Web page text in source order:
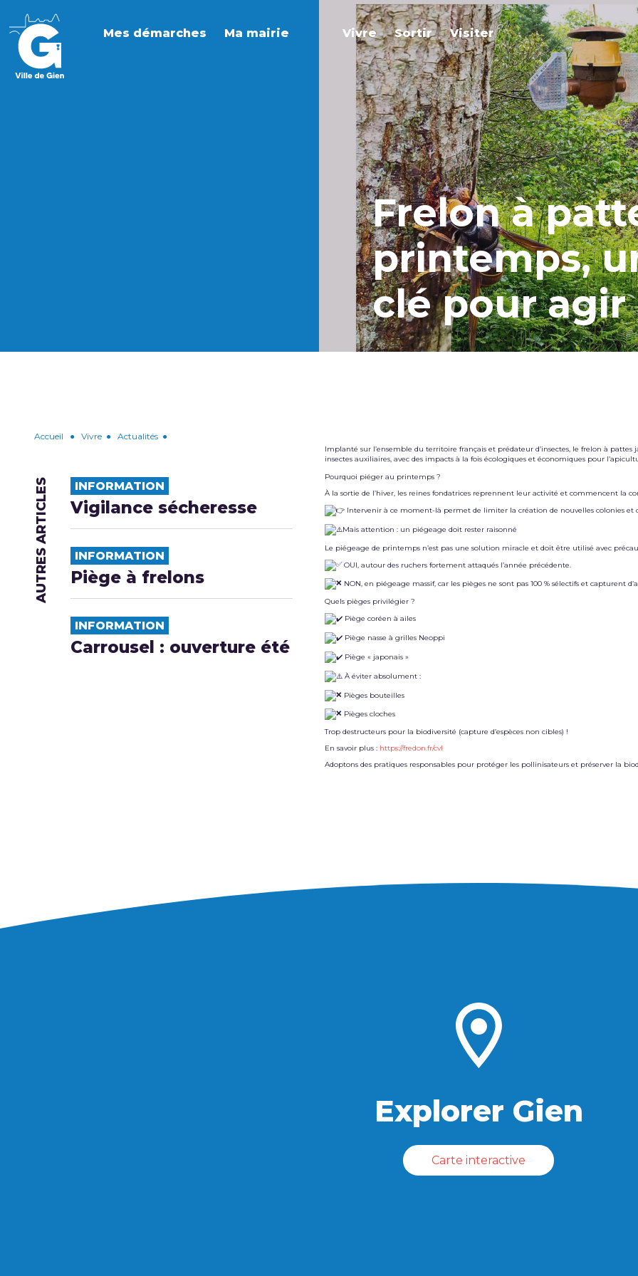
Mes démarches Ma mairie Vivre Sortir Visiter
Frelon à
printemps,
clé pour agir
Accueil ● Vivre ● Actualités ●
AUTRES ARTICLES INFORMATION
Vigilance sécheresse
INFORMATION
Piège à frelons
INFORMATION
Carrousel : ouverture été
Implanté sur l’ensemble du territoire français et prédateur d’insectes, le frelon à pattes
insectes auxiliaires, avec des impacts à la fois écologiques et économiques pour
Pourquoi piéger au printemps ?
À la sortie de l’hiver, les reines fondatrices reprennent leur activité et commencent la
Intervenir à ce moment-là permet de limiter la création de nouvelles colonies et
Mais attention : un piégeage doit rester raisonné
Le piégeage de printemps n’est pas une solution miracle et doit être utilisé avec
OUI, autour des ruchers fortement attaqués l’année précédente.
NON, en piégeage massif, car les pièges ne sont pas 100 % sélectifs et capturent
Quels pièges privilégier ?
Piège coréen à ailes
Piège nasse à grilles Neoppi
Piège « japonais »
À éviter absolument :
Pièges bouteilles
Pièges cloches
Trop destructeurs pour la biodiversité (capture d’espèces non cibles) !
En savoir plus : https://fredon.fr/cvl
Adoptons des pratiques responsables pour protéger les pollinisateurs et préserver la
Explorer Gien
Carte interactive